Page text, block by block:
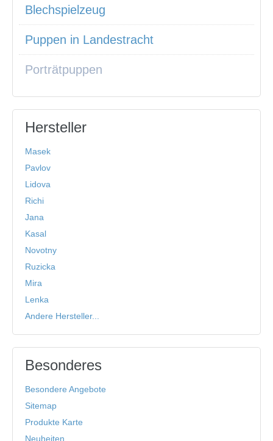
Blechspielzeug
Puppen in Landestracht
Porträtpuppen
Hersteller
Masek
Pavlov
Lidova
Richi
Jana
Kasal
Novotny
Ruzicka
Mira
Lenka
Andere Hersteller...
Besonderes
Besondere Angebote
Sitemap
Produkte Karte
Neuheiten